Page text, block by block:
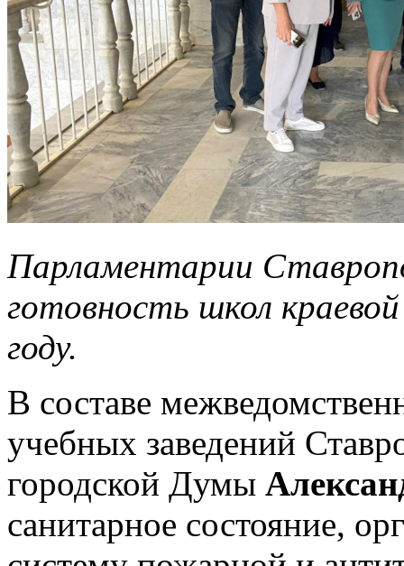
Парламентарии
готовность школ
году.
В составе
учебных заведений
городской Думы
санитарное состояние,